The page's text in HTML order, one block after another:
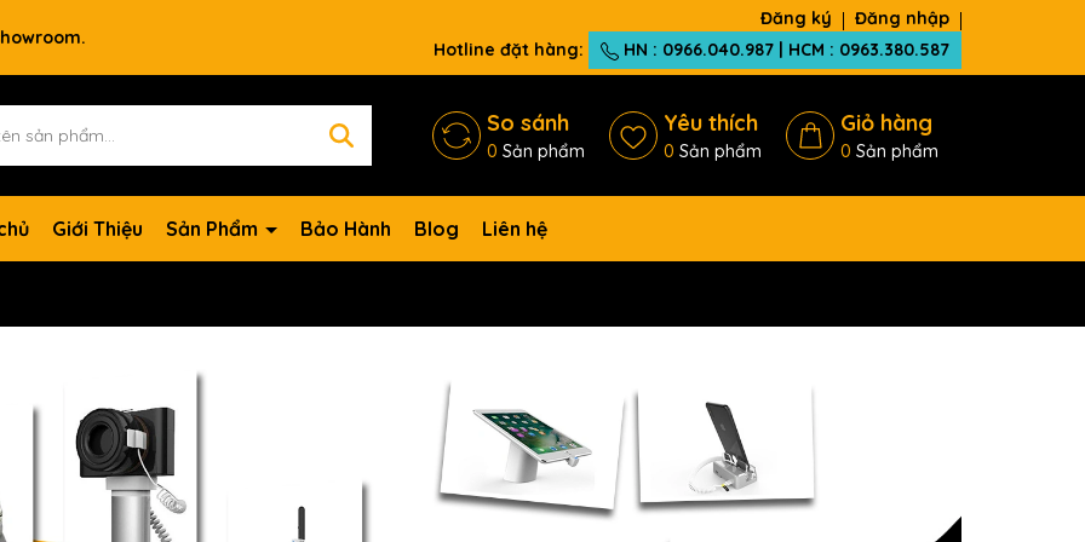
Đăng ký
Đăng nhập
Hotline đặt hàng:
HN : 0966.040.987 | HCM : 0963.380.587
So sánh
0 Sản phẩm
Yêu thích
0 Sản phẩm
Giỏ hàng
0 Sản phẩm
Giới Thiệu Sản Phẩm Bảo Hành Blog Liên hệ